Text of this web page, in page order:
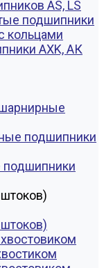
AS, LS
подшипники
кольцами
AXK, АК
подшипники